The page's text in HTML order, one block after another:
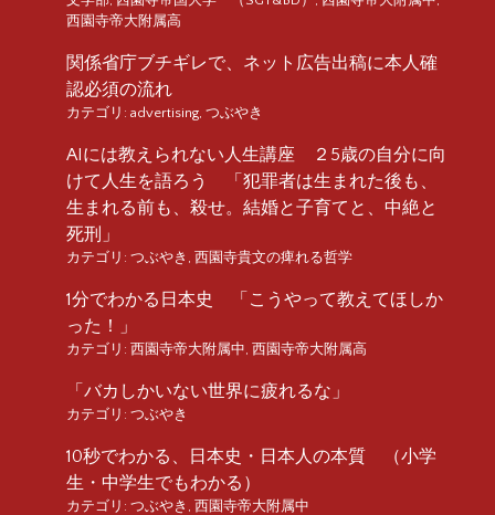
西園寺帝大附属高
関係省庁ブチギレで、ネット広告出稿に本人確
認必須の流れ
カテゴリ: advertising, つぶやき
AIには教えられない人生講座 ２5歳の自分に向
けて人生を語ろう 「犯罪者は生まれた後も、
生まれる前も、殺せ。結婚と子育てと、中絶と
死刑」
カテゴリ: つぶやき , 西園寺貴文の痺れる哲学
1分でわかる日本史 「こうやって教えてほしか
った！」
カテゴリ: 西園寺帝大附属中, 西園寺帝大附属高
「バカしかいない世界に疲れるな」
カテゴリ: つぶやき
10秒でわかる、日本史・日本人の本質 （小学
生・中学生でもわかる）
カテゴリ: つぶやき , 西園寺帝大附属中